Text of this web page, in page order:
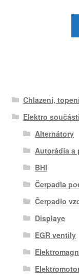
Chlazení,
Elektro součásti
Alternátory
Autorádia a
BHI
Čerpadla
Čerpadlo
Displaye
EGR ventily